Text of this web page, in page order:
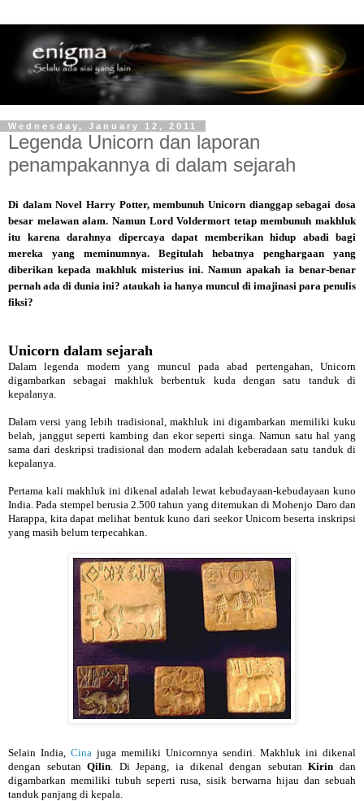
Wednesday, January 12, 2011
Legenda Unicorn dan laporan
penampakannya di dalam sejarah
Di dalam Novel Harry Potter, membunuh Unicorn dianggap sebagai dosa
besar melawan alam. Namun Lord Voldermort tetap membunuh makhluk
itu karena darahnya dipercaya dapat memberikan hidup abadi bagi
mereka yang meminumnya. Begitulah hebatnya penghargaan yang
diberikan kepada makhluk misterius ini. Namun apakah ia benar-benar
pernah ada di dunia ini? ataukah ia hanya muncul di imajinasi para penulis
fiksi?
Unicorn dalam sejarah
Dalam legenda modern yang muncul pada abad pertengahan, Unicorn
digambarkan sebagai makhluk berbentuk kuda dengan satu tanduk di
kepalanya.
Dalam versi yang lebih tradisional, makhluk ini digambarkan memiliki kuku
belah, janggut seperti kambing dan ekor seperti singa. Namun satu hal yang
sama dari deskripsi tradisional dan modern adalah keberadaan satu tanduk di
kepalanya.
Pertama kali makhluk ini dikenal adalah lewat kebudayaan-kebudayaan kuno
India. Pada stempel berusia 2.500 tahun yang ditemukan di Mohenjo Daro dan
Harappa, kita dapat melihat bentuk kuno dari seekor Unicorn beserta inskripsi
yang masih belum terpecahkan.
Selain India, Cina juga memiliki Unicornnya sendiri. Makhluk ini dikenal
dengan sebutanQilin . Di Jepang, ia dikenal dengan sebutanKirin dan
digambarkan memiliki tubuh seperti rusa, sisik berwarna hijau dan sebuah
tanduk panjang di kepala.